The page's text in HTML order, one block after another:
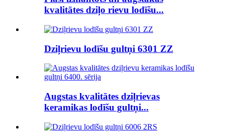
kvalitātes dziļo rievu lodīšu...
Dziļrievu lodīšu gultņi 6301 ZZ
Augstas kvalitātes dziļrievas
keramikas lodīšu gultņi...